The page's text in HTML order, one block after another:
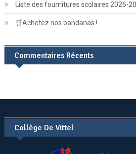
Liste des fournitures scolaires 2026-
🛒Achetez nos bandanas !
Commentaires Récents
Collège De Vittel